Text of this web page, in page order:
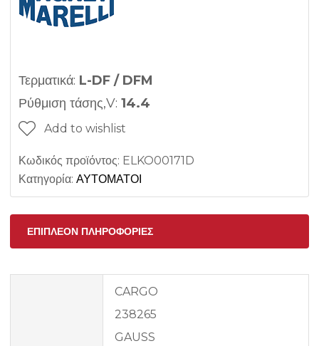
Τερματικά: L-DF / DFM
Ρύθμιση τάσης,V: 14.4
Add to wishlist
Κωδικός προϊόντος: ELKO00171D
Κατηγορία: ΑΥΤΟΜΑΤΟΙ
ΕΠΙΠΛΈΟΝ ΠΛΗΡΟΦΟΡΊΕΣ
CARGO
238265
GAUSS